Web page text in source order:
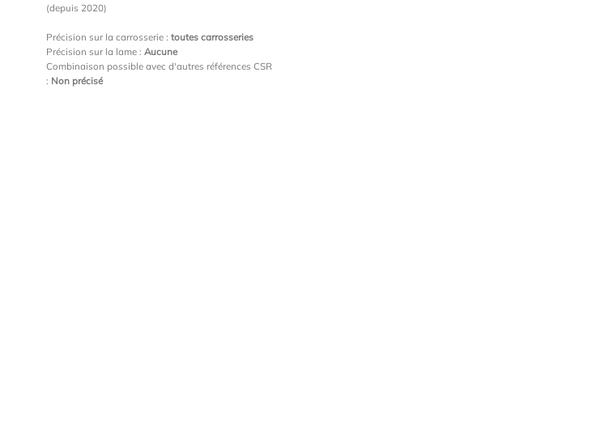
(depuis 2020)
Précision sur la carrosserie : toutes carrosseries
Précision sur la lame : Aucune
Combinaison possible avec d'autres références CSR
: Non précisé